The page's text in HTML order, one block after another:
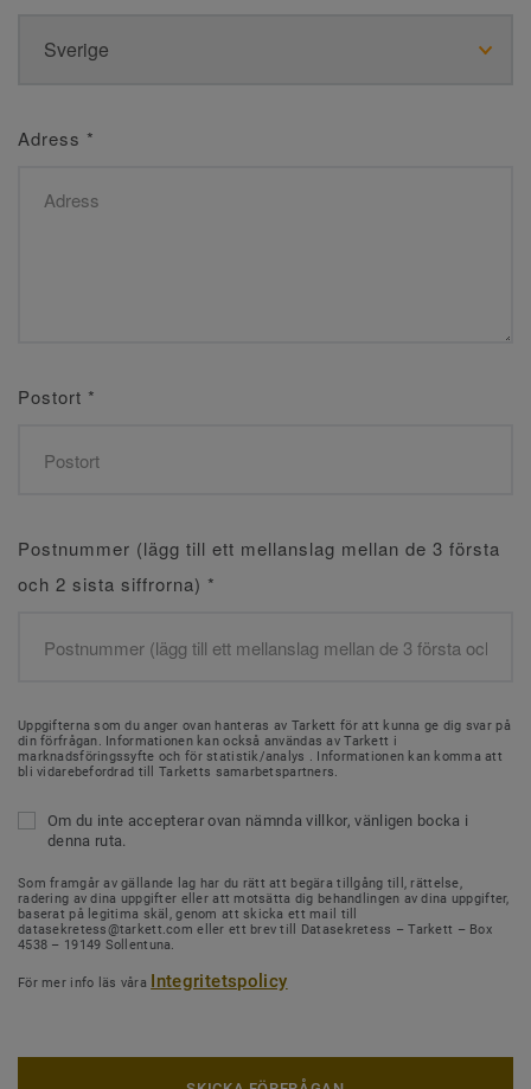
Adress *
Postort *
Postnummer (lägg till ett mellanslag mellan de 3 första
och 2 sista siffrorna) *
Uppgifterna som du anger ovan hanteras av Tarkett för att kunna ge dig svar på
din förfrågan. Informationen kan också användas av Tarkett i
marknadsföringssyfte och för statistik/analys . Informationen kan komma att
bli vidarebefordrad till Tarketts samarbetspartners.
Om du inte accepterar ovan nämnda villkor, vänligen bocka i
denna ruta.
Som framgår av gällande lag har du rätt att begära tillgång till, rättelse,
radering av dina uppgifter eller att motsätta dig behandlingen av dina uppgifter,
baserat på legitima skäl, genom att skicka ett mail till
datasekretess@tarkett.com eller ett brev till Datasekretess – Tarkett – Box
4538 – 19149 Sollentuna.
För mer info läs våra Integritetspolicy